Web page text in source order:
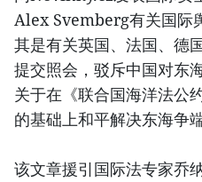
Alex Svemberg有关国际
其是有关英国、法国、德
提交照会，驳斥中国对东
关于在《联合国海洋法公
的基础上和平解决东海争端
该文章援引国际法专家乔